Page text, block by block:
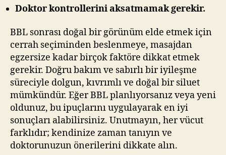
Doktor kontrollerini aksatmamak gerekir.
BBL sonrası doğal bir görünüm elde etmek için
cerrah seçiminden beslenmeye, masajdan
egzersize kadar birçok faktöre dikkat etmek
gerekir. Doğru bakım ve sabırlı bir iyileşme
süreciyle dolgun, kıvrımlı ve doğal bir siluet
mümkündür. Eğer BBL planlıyorsanız veya yeni
oldunuz, bu ipuçlarını uygulayarak en iyi
sonuçları alabilirsiniz. Unutmayın, her vücut
farklıdır; kendinize zaman tanıyın ve
doktorunuzun önerilerini dikkate alın.